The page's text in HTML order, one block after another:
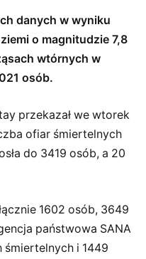
danych w wyniku
o magnitudzie 7,8
wtórnych w
osób.
przekazał we wtorek
ofiar śmiertelnych
do 3419 osób, a 20
1602 osób, 3649
państwowa SANA
śmiertelnych i 1449